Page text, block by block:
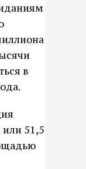
в
51,5